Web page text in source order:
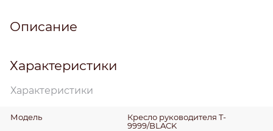
Описание
Характеристики
Характеристики
Модель
Кресло руководителя T-
9999/BLACK